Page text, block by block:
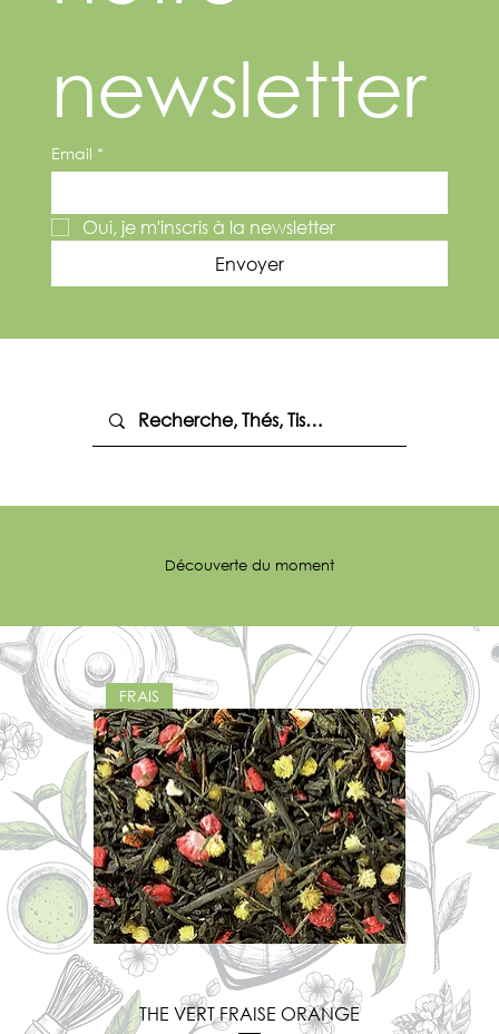
newsletter
Email *
Oui, je m'inscris à la newsletter
Envoyer
Découverte du moment
FRAIS
THE VERT FRAISE ORANGE